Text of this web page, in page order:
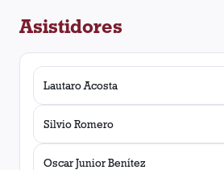
Matías Martínez
Asistidores
Lautaro Acosta
Silvio Romero
Oscar Junior Benítez